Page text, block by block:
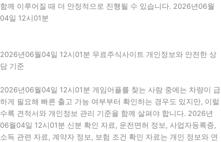
함께 이루어질 때 더 안정적으로 진행될 수 있습니다. 2026년06월
04일 12시01분
2026년06월04일 12시01분 무료주식사이트 개인정보와 안전한 상
담 기준
2026년06월04일 12시01분 게임어플를 찾는 사람 중에는 차량이 급
하게 필요해 빠른 출고 가능 여부부터 확인하는 경우도 있지만, 이럴
수록 견적서와 개인정보 관리 기준을 함께 살펴야 합니다. 2026년
06월04일 12시01분 신분 확인 자료, 운전면허 정보, 사업자등록증,
소득 관련 자료, 계약자 정보, 보험 조건 확인 자료는 개인 정보와 연